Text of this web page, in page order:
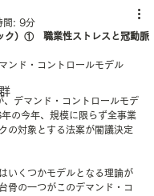
ク）① 職業性ストレスと冠動脈
間: 9分
ンド・コントロールモデル
デマンド・コントロールモデ
の今年、規模に限らず全事業
の対象とする法案が閣議決定
いくつかモデルとなる理論が
骨の一つがこのデマンド・コ